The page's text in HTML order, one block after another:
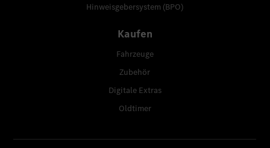
Hinweisgebersystem (BPO)
Kaufen
Fahrzeuge
Zubehör
Digitale Extras
Oldtimer